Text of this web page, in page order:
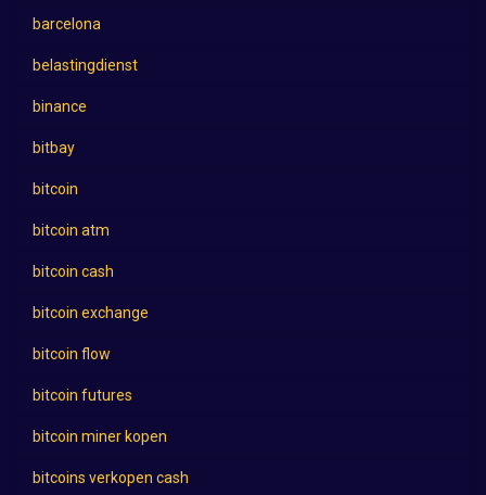
barcelona
belastingdienst
binance
bitbay
bitcoin
bitcoin atm
bitcoin cash
bitcoin exchange
bitcoin flow
bitcoin futures
bitcoin miner kopen
bitcoins verkopen cash